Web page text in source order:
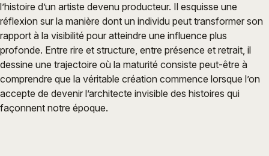
l’histoire d’un artiste devenu producteur. Il esquisse une
réflexion sur la manière dont un individu peut transformer son
rapport à la visibilité pour atteindre une influence plus
profonde. Entre rire et structure, entre présence et retrait, il
dessine une trajectoire où la maturité consiste peut-être à
comprendre que la véritable création commence lorsque l’on
accepte de devenir l’architecte invisible des histoires qui
façonnent notre époque.